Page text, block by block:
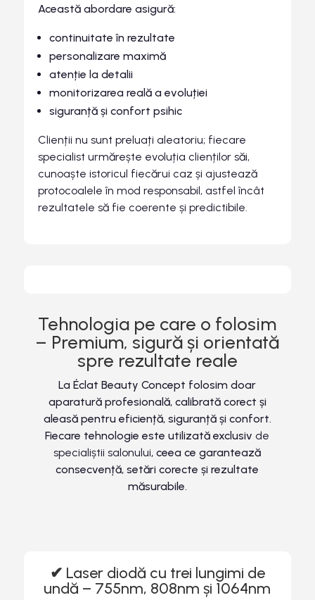
Această abordare asigură:
continuitate în rezultate
personalizare maximă
atenție la detalii
monitorizarea reală a evoluției
siguranță și confort psihic
Clienții nu sunt preluați aleatoriu; fiecare
specialist urmărește evoluția clienților săi,
cunoaște istoricul fiecărui caz și ajustează
protocoalele în mod responsabil, astfel încât
rezultatele să fie coerente și predictibile.
Tehnologia pe care o folosim
– Premium, sigură și orientată
spre rezultate reale
La Éclat Beauty Concept folosim doar
aparatură profesională, calibrată corect și
aleasă pentru eficiență, siguranță și confort.
Fiecare tehnologie este utilizată exclusiv de
specialiștii salonului, ceea ce garantează
consecvență, setări corecte și rezultate
măsurabile.
✔ Laser diodă cu trei lungimi de
undă – 755nm, 808nm și 1064nm